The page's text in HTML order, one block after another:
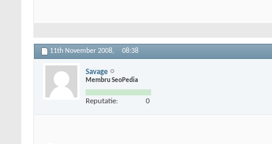
11th November 2008, 08:38
Savage
Membru SeoPedia
Reputatie: 0